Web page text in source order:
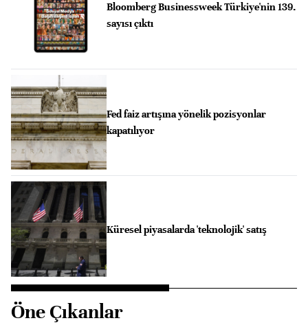
Bloomberg Businessweek Türkiye'nin 139.
sayısı çıktı
Fed faiz artışına yönelik pozisyonlar
kapatılıyor
Küresel piyasalarda 'teknolojik' satış
Öne Çıkanlar